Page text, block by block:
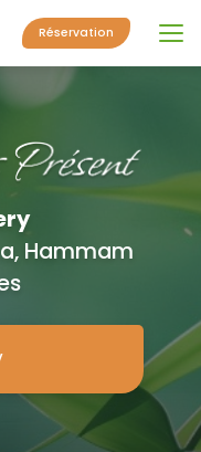
Réservation
Hammam